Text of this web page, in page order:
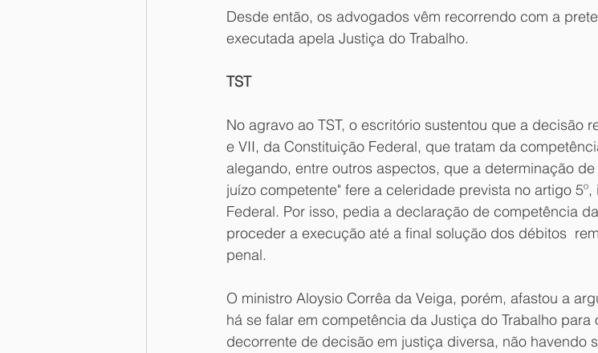
Desde então, os advogados vêm recorrendo com a
executada apela Justiça do Trabalho.
TST
No agravo ao TST, o escritório sustentou que a decisão
e VII, da Constituição Federal, que tratam da
alegando, entre outros aspectos, que a determinação
juízo competente" fere a celeridade prevista no artigo
Federal. Por isso, pedia a declaração de competência
proceder a execução até a final solução dos débitos
penal.
O ministro Aloysio Corrêa da Veiga, porém, afastou a
há se falar em competência da Justiça do Trabalho
decorrente de decisão em justiça diversa, não havendo